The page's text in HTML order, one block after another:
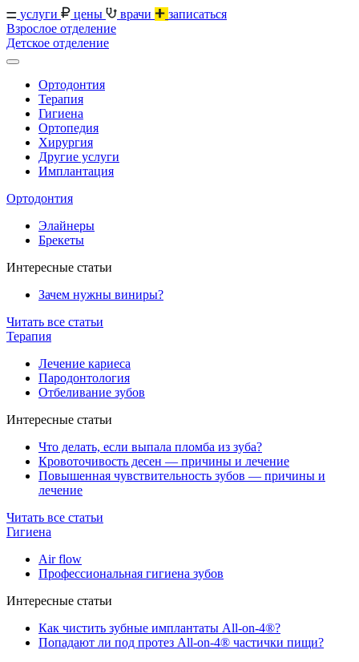
услуги цены врачи
записаться
Взрослое отделение
Детское отделение
Ортодонтия
Терапия
Гигиена
Ортопедия
Хирургия
Другие услуги
Имплантация
Ортодонтия
Элайнеры
Брекеты
Интересные статьи
Зачем нужны виниры?
Читать все статьи
Терапия
Лечение кариеса
Пародонтология
Отбеливание зубов
Интересные статьи
Что делать, если выпала пломба из зуба?
Кровоточивость десен — причины и лечение
Повышенная чувствительность зубов — причины и
лечение
Читать все статьи
Гигиена
Air flow
Профессиональная гигиена зубов
Интересные статьи
Как чистить зубные имплантаты All-on-4®?
Попадают ли под протез All-on-4® частички пищи?